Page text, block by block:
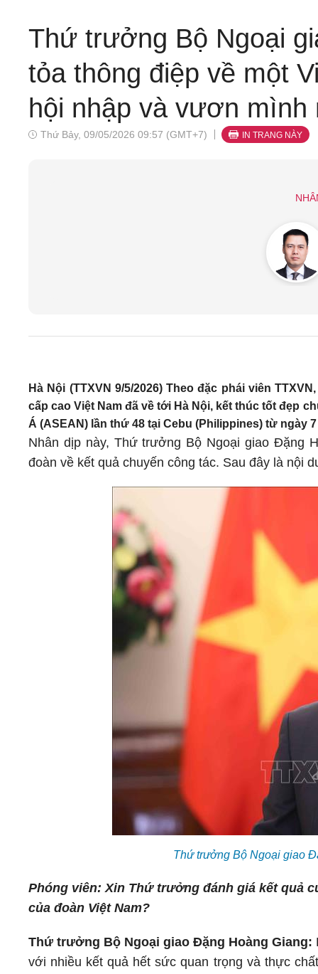
Thứ trưởng Bộ Ngoại
tỏa thông điệp về một
hội nhập và vươn mình
Thứ Bảy, 09/05/2026 09:57 (GMT+7) IN TRANG NÀY
Hà Nội (TTXVN 9/5/2026) Theo đặc phái viên
cấp cao Việt Nam đã về tới Hà Nội, kết thúc tốt đẹp
Á (ASEAN) lần thứ 48 tại Cebu (Philippines) từ ngày 7
Nhân dịp này, Thứ trưởng Bộ Ngoại giao Đặng
đoàn về kết quả chuyến công tác. Sau đây là nội
Thứ trưởng Bộ Ngoại giao
Phóng viên: Xin Thứ trưởng đánh giá kết quả
của đoàn Việt Nam?
Thứ trưởng Bộ Ngoại giao Đặng Hoàng Giang:
với nhiều kết quả hết sức quan trọng và thực